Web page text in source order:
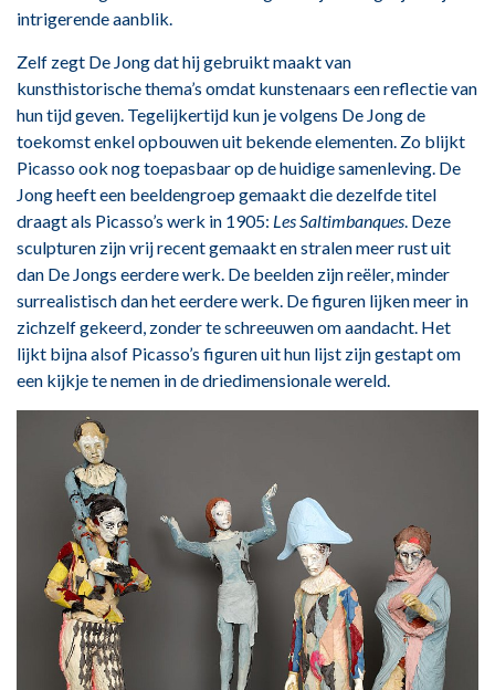
intrigerende aanblik.
Zelf zegt De Jong dat hij gebruikt maakt van
kunsthistorische thema’s omdat kunstenaars een reflectie van
hun tijd geven. Tegelijkertijd kun je volgens De Jong de
toekomst enkel opbouwen uit bekende elementen. Zo blijkt
Picasso ook nog toepasbaar op de huidige samenleving. De
Jong heeft een beeldengroep gemaakt die dezelfde titel
draagt als Picasso’s werk in 1905: Les Saltimbanques . Deze
sculpturen zijn vrij recent gemaakt en stralen meer rust uit
dan De Jongs eerdere werk. De beelden zijn reëler, minder
surrealistisch dan het eerdere werk. De figuren lijken meer in
zichzelf gekeerd, zonder te schreeuwen om aandacht. Het
lijkt bijna alsof Picasso’s figuren uit hun lijst zijn gestapt om
een kijkje te nemen in de driedimensionale wereld.